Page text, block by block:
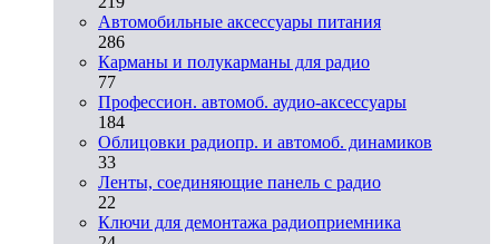
Автомобильные аксессуары питания
286
Карманы и полукарманы для радио
77
Профессион. автомоб. аудио-аксессуары
184
Облицовки радиопр. и автомоб. динамиков
33
Ленты, соединяющие панель с радио
22
Ключи для демонтажа радиоприемника